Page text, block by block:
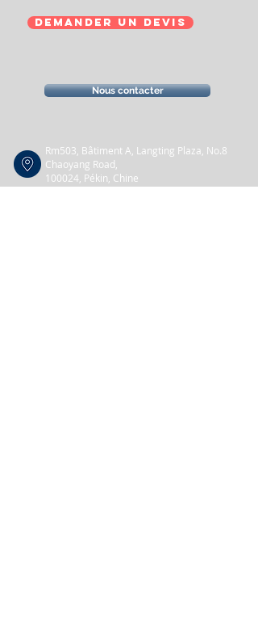
Demander un devis
Nous contacter
Rm503, Bâtiment A, Langting Plaza, No.8
Chaoyang Road,
100024, Pékin, Chine